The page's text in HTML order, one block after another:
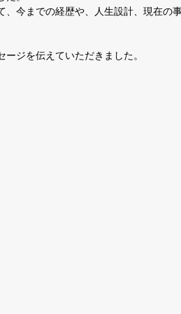
今までの経歴や、人生設計、現在の
ジを伝えていただきました。